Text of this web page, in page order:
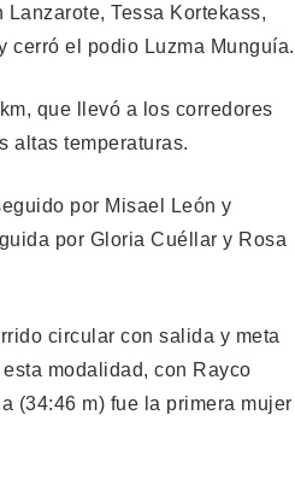
Tessa Kortekass,
cerró el podio Luzma Munguía.
que llevó a los corredores
altas temperaturas.
por Misael León y
por Gloria Cuéllar y Rosa
circular con salida y meta
modalidad, con Rayco
(34:46 m) fue la primera mujer